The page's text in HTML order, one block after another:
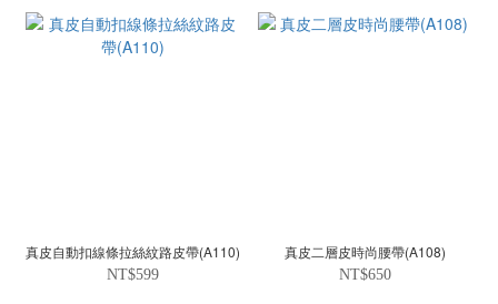
真皮自動扣線條拉絲紋路皮帶(A110)
NT$599
真皮二層皮時尚腰帶(A108)
NT$650